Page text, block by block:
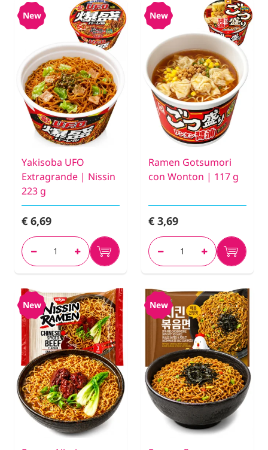
New
Yakisoba UFO
Extragrande | Nissin
223 g
€ 6,69
New
Ramen Gotsumori
con Wonton | 117 g
€ 3,69
New New